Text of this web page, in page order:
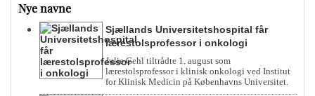
Nye navne
Sjællands Universitetshospital får
lærestolsprofessor i onkologi
Julie Gehl tiltrådte 1. august som
lærestolsprofessor i klinisk onkologi ved Institut
for Klinisk Medicin på Københavns Universitet.